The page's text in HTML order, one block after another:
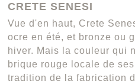
CRETE SENESI
Vue d'en haut, Crete
ocre en été, et bronze ou
hiver. Mais la couleur qui
brique rouge locale de
tradition de la fabrication